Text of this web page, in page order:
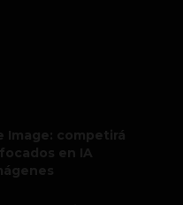
Image: competirá
en IA